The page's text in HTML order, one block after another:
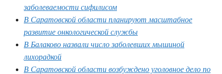
заболеваемости сифилисом
В Саратовской области планируют масштабное
развитие онкологической службы
В Балаково назвали число заболевших мышиной
лихорадкой
В Саратовской области возбуждено уголовное дело по